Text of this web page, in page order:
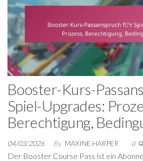
Booster-Kurs-
Spiel-Upgrades:
Berechtigung,
04/03/2026 By MAXINE HARPER 0
Der Booster Course Pass ist ein